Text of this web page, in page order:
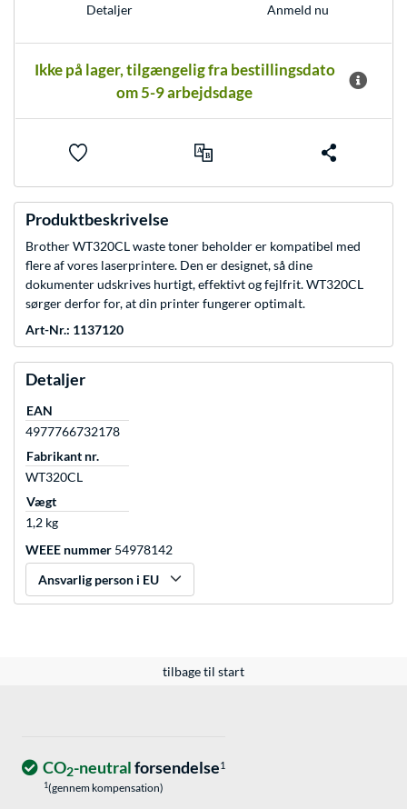
Detaljer Anmeld nu
Ikke på lager, tilgængelig fra bestillingsdato
om 5-9 arbejdsdage
Produktbeskrivelse
Brother WT320CL waste toner beholder er kompatibel med
flere af vores laserprintere. Den er designet, så dine
dokumenter udskrives hurtigt, effektivt og fejlfrit. WT320CL
sørger derfor for, at din printer fungerer optimalt.
Art-Nr.: 1137120
Detaljer
EAN
4977766732178
Fabrikant nr.
WT320CL
Vægt
1,2 kg
WEEE nummer 54978142
Ansvarlig person i EU
tilbage til start
CO2-neutralforsendelse1
1(gennem kompensation)